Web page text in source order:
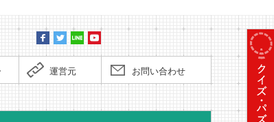
運営元 お問い合わせ